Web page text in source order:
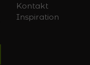
Kontakt
Inspiration